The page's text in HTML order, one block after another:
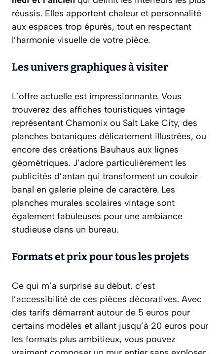
réussis. Elles apportent chaleur et personnalité
aux espaces trop épurés, tout en respectant
l’harmonie visuelle de votre pièce.
Les univers graphiques à visiter
L’offre actuelle est impressionnante. Vous
trouverez des affiches touristiques vintage
représentant Chamonix ou Salt Lake City, des
planches botaniques délicatement illustrées, ou
encore des créations Bauhaus aux lignes
géométriques. J’adore particulièrement les
publicités d’antan qui transforment un couloir
banal en galerie pleine de caractère. Les
planches murales scolaires vintage sont
également fabuleuses pour une ambiance
studieuse dans un bureau.
Formats et prix pour tous les projets
Ce qui m’a surprise au début, c’est
l’accessibilité de ces pièces décoratives. Avec
des tarifs démarrant autour de 5 euros pour
certains modèles et allant jusqu’à 20 euros pour
les formats plus ambitieux, vous pouvez